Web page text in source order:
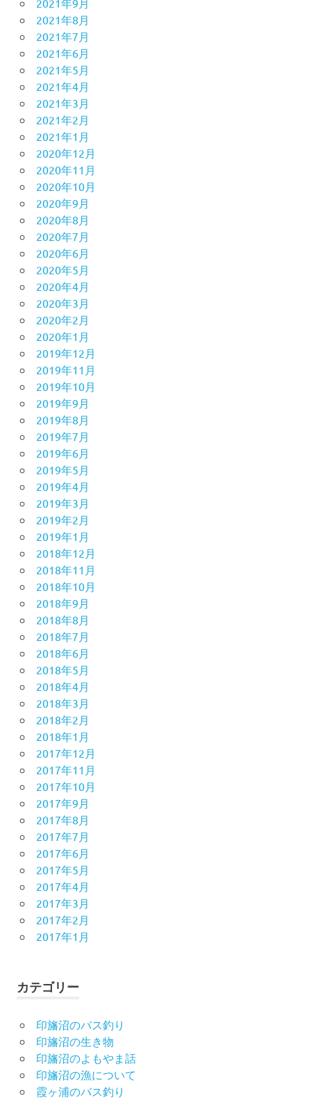
2021年9月
2021年8月
2021年7月
2021年6月
2021年5月
2021年4月
2021年3月
2021年2月
2021年1月
2020年12月
2020年11月
2020年10月
2020年9月
2020年8月
2020年7月
2020年6月
2020年5月
2020年4月
2020年3月
2020年2月
2020年1月
2019年12月
2019年11月
2019年10月
2019年9月
2019年8月
2019年7月
2019年6月
2019年5月
2019年4月
2019年3月
2019年2月
2019年1月
2018年12月
2018年11月
2018年10月
2018年9月
2018年8月
2018年7月
2018年6月
2018年5月
2018年4月
2018年3月
2018年2月
2018年1月
2017年12月
2017年11月
2017年10月
2017年9月
2017年8月
2017年7月
2017年6月
2017年5月
2017年4月
2017年3月
2017年2月
2017年1月
カテゴリー
印旛沼のバス釣り
印旛沼の生き物
印旛沼のよもやま話
印旛沼の漁について
霞ヶ浦のバス釣り